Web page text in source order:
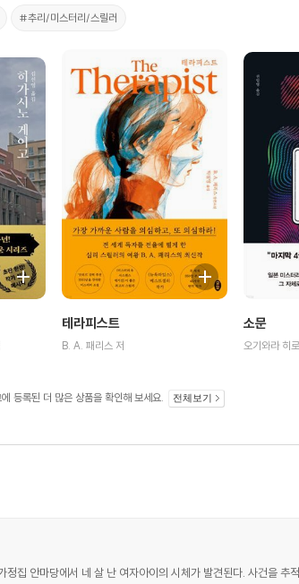
#추리/미스터리/스릴러
테라피스트
B. A. 패리스 저
소문
오기와라 히
등록된 더 많은 상품을 확인해 보세요. 전체보기
정집 안마당에서 네 살 난 여자아이의 시체가 발견된다. 사건을